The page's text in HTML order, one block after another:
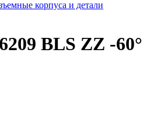
корпуса и детали
BLS ZZ -60°